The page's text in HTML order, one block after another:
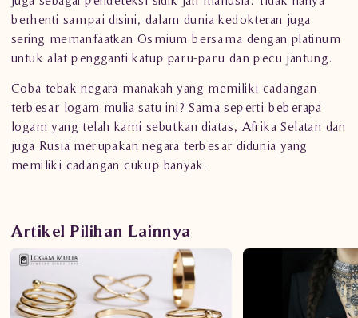
berhenti sampai disini, dalam dunia kedokteran juga
sering memanfaatkan Osmium bersama dengan platinum
untuk alat pengganti katup paru-paru dan pecu jantung.
Coba tebak negara manakah yang memiliki cadangan
terbesar logam mulia satu ini? Sama seperti beberapa
logam yang telah kami sebutkan diatas, Afrika Selatan dan
juga Rusia merupakan negara terbesar didunia yang
memiliki cadangan cukup banyak.
Artikel Pilihan Lainnya